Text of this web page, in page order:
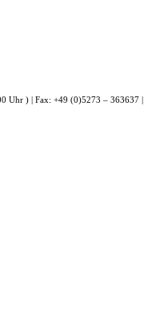
Uhr ) | Fax: +49 (0)5273 – 363637